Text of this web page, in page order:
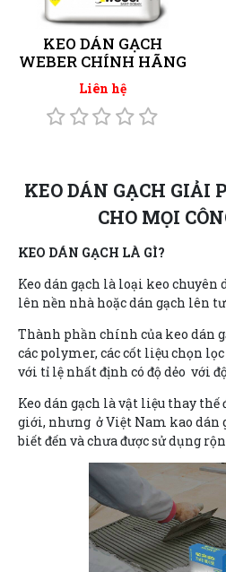
KEO DÁN GẠCH
WEBER CHÍNH HÃNG
Liên hệ
KEO DÁN GẠCH GIẢI
CHO MỌI
KEO DÁN GẠCH LÀ GÌ?
Keo dán gạch là loại keo chuyên
lên nền nhà hoặc dán gạch lên
Thành phần chính của keo dán
các polymer, các cốt liệu chọn
với tỉ lệ nhất định có độ dẻo với
Keo dán gạch là vật liệu thay
giới, nhưng ở Việt Nam kao dán
biết đến và chưa được sử dụng